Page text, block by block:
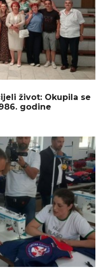
život: Okupila se
godine